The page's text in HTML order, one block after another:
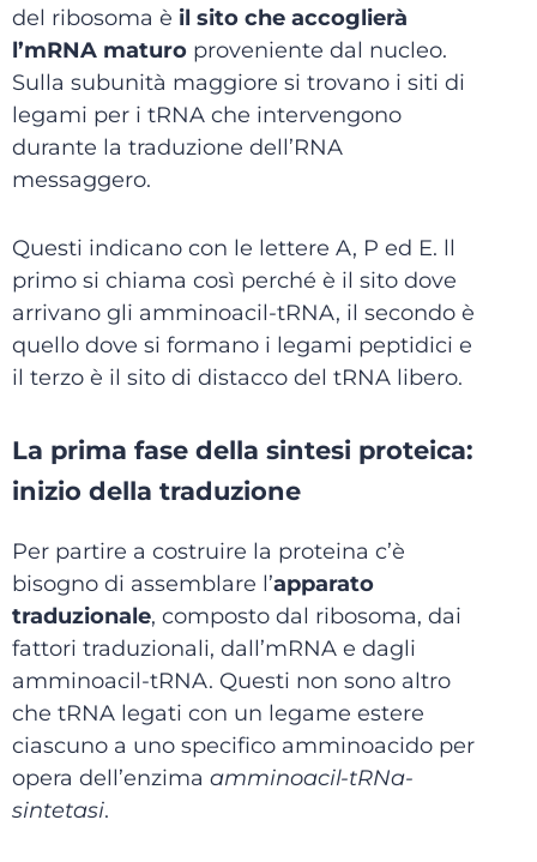
del ribosoma è il sito che accoglierà
l’mRNA maturo proveniente dal nucleo.
Sulla subunità maggiore si trovano i siti di
legami per i tRNA che intervengono
durante la traduzione dell’RNA
messaggero.
Questi indicano con le lettere A, P ed E. ll
primo si chiama così perché è il sito dove
arrivano gli amminoacil-tRNA, il secondo è
quello dove si formano i legami peptidici e
il terzo è il sito di distacco del tRNA libero.
La prima fase della sintesi proteica:
inizio della traduzione
Per partire a costruire la proteina c’è
bisogno di assemblare l’apparato
traduzionale, composto dal ribosoma, dai
fattori traduzionali, dall’mRNA e dagli
amminoacil-tRNA. Questi non sono altro
che tRNA legati con un legame estere
ciascuno a uno specifico amminoacido per
opera dell’enzima amminoacil-tRNa-
sintetasi.